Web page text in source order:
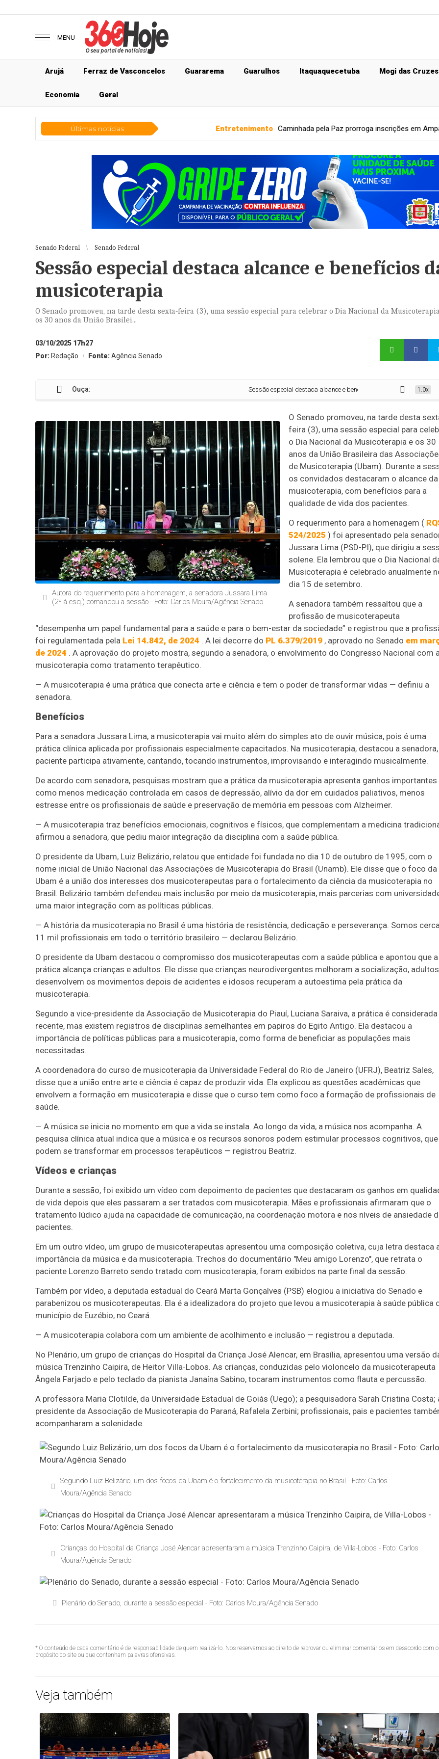
MENU
Arujá Ferraz de Vasconcelos Guararema Guarulhos Itaquaquecetuba Mogi das Cruzes
Economia Geral
Últimas notícias Entretenimento Caminhada pela Paz prorroga inscrições em Amparo Economia
Senado Federal Senado Federal
Sessão especial destaca alcance e benefícios
musicoterapia
O Senado promoveu, na tarde desta sexta-feira (3), uma sessão especial para celebrar o Dia Nacional da
os 30 anos da União Brasilei...
03/10/2025 17h27
Por: Redação Fonte:Agência Senado
Ouça: Sessão especial destaca alcance e benefícios da musicoterapia 1.0x
Autora do requerimento para a homenagem, a senadora Jussara Lima
(2ª à esq.) comandou a sessão - Foto: Carlos Moura/Agência Senado
O Senado promoveu, na tarde desta
feira (3), uma sessão especial para
o Dia Nacional da Musicoterapia e os 30
anos da União Brasileira das
de Musicoterapia (Ubam). Durante a
os convidados destacaram o alcance da
musicoterapia, com benefícios para a
qualidade de vida dos pacientes.
O requerimento para a homenagem (
524/2025 ) foi apresentado pela
Jussara Lima (PSD-PI), que dirigiu a
solene. Ela lembrou que o Dia Nacional
Musicoterapia é celebrado anualmente
dia 15 de setembro.
A senadora também ressaltou que a
profissão de musicoterapeuta
“desempenha um papel fundamental para a saúde e para o bem-estar da sociedade” e registrou que a
foi regulamentada pela Lei 14.842, de 2024 . A lei decorre do PL 6.379/2019 , aprovado no Senado em
de 2024 . A aprovação do projeto mostra, segundo a senadora, o envolvimento do Congresso Nacional com
musicoterapia como tratamento terapêutico.
— A musicoterapia é uma prática que conecta arte e ciência e tem o poder de transformar vidas — definiu a
senadora.
Benefícios
Para a senadora Jussara Lima, a musicoterapia vai muito além do simples ato de ouvir música, pois é uma
prática clínica aplicada por profissionais especialmente capacitados. Na musicoterapia, destacou a
paciente participa ativamente, cantando, tocando instrumentos, improvisando e interagindo musicalmente.
De acordo com senadora, pesquisas mostram que a prática da musicoterapia apresenta ganhos importantes
como menos medicação controlada em casos de depressão, alívio da dor em cuidados paliativos, menos
estresse entre os profissionais de saúde e preservação de memória em pessoas com Alzheimer.
— A musicoterapia traz benefícios emocionais, cognitivos e físicos, que complementam a medicina
afirmou a senadora, que pediu maior integração da disciplina com a saúde pública.
O presidente da Ubam, Luiz Belizário, relatou que entidade foi fundada no dia 10 de outubro de 1995, com o
nome inicial de União Nacional das Associações de Musicoterapia do Brasil (Unamb). Ele disse que o foco da
Ubam é a união dos interesses dos musicoterapeutas para o fortalecimento da ciência da musicoterapia no
Brasil. Belizário também defendeu mais inclusão por meio da musicoterapia, mais parcerias com
uma maior integração com as políticas públicas.
— A história da musicoterapia no Brasil é uma história de resistência, dedicação e perseverança. Somos
11 mil profissionais em todo o território brasileiro — declarou Belizário.
O presidente da Ubam destacou o compromisso dos musicoterapeutas com a saúde pública e apontou que a
prática alcança crianças e adultos. Ele disse que crianças neurodivergentes melhoram a socialização, adultos
desenvolvem os movimentos depois de acidentes e idosos recuperam a autoestima pela prática da
musicoterapia.
Segundo a vice-presidente da Associação de Musicoterapia do Piauí, Luciana Saraiva, a prática é considerada
recente, mas existem registros de disciplinas semelhantes em papiros do Egito Antigo. Ela destacou a
importância de políticas públicas para a musicoterapia, como forma de beneficiar as populações mais
necessitadas.
A coordenadora do curso de musicoterapia da Universidade Federal do Rio de Janeiro (UFRJ), Beatriz Sales,
disse que a união entre arte e ciência é capaz de produzir vida. Ela explicou as questões acadêmicas que
envolvem a formação em musicoterapia e disse que o curso tem como foco a formação de profissionais de
saúde.
— A música se inicia no momento em que a vida se instala. Ao longo da vida, a música nos acompanha. A
pesquisa clínica atual indica que a música e os recursos sonoros podem estimular processos cognitivos, que
podem se transformar em processos terapêuticos — registrou Beatriz.
Vídeos e crianças
Durante a sessão, foi exibido um vídeo com depoimento de pacientes que destacaram os ganhos em
de vida depois que eles passaram a ser tratados com musicoterapia. Mães e profissionais afirmaram que o
tratamento lúdico ajuda na capacidade de comunicação, na coordenação motora e nos níveis de ansiedade
pacientes.
Em um outro vídeo, um grupo de musicoterapeutas apresentou uma composição coletiva, cuja letra destaca
importância da música e da musicoterapia. Trechos do documentário "Meu amigo Lorenzo", que retrata o
paciente Lorenzo Barreto sendo tratado com musicoterapia, foram exibidos na parte final da sessão.
Também por vídeo, a deputada estadual do Ceará Marta Gonçalves (PSB) elogiou a iniciativa do Senado e
parabenizou os musicoterapeutas. Ela é a idealizadora do projeto que levou a musicoterapia à saúde pública
município de Euzébio, no Ceará.
— A musicoterapia colabora com um ambiente de acolhimento e inclusão — registrou a deputada.
No Plenário, um grupo de crianças do Hospital da Criança José Alencar, em Brasília, apresentou uma versão
música Trenzinho Caipira, de Heitor Villa-Lobos. As crianças, conduzidas pelo violoncelo da musicoterapeuta
Ângela Farjado e pelo teclado da pianista Janaína Sabino, tocaram instrumentos como flauta e percussão.
A professora Maria Clotilde, da Universidade Estadual de Goiás (Uego); a pesquisadora Sarah Cristina Costa;
presidente da Associação de Musicoterapia do Paraná, Rafalela Zerbini; profissionais, pais e pacientes
acompanharam a solenidade.
Segundo Luiz Belizário, um dos focos da Ubam é o fortalecimento da musicoterapia no Brasil - Foto: Carlos
Moura/Agência Senado
Crianças do Hospital da Criança José Alencar apresentaram a música Trenzinho Caipira, de Villa-Lobos - Foto: Carlos
Moura/Agência Senado
Plenário do Senado, durante a sessão especial - Foto: Carlos Moura/Agência Senado
* O conteúdo de cada comentário é de responsabilidade de quem realizá-lo. Nos reservamos ao direito de reprovar ou eliminar comentários em desacordo com o
propósito do site ou que contenham palavras ofensivas.
Veja também